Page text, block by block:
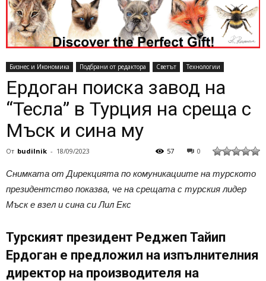
Бизнес и Икономика Подбрани от редактора Светът Технологии
Ердоган поиска завод на
“Тесла” в Турция на среща с
Мъск и сина му
От budilnik - 18/09/2023 0
57
Снимката от Дирекцията по комуникациите на турското
президентство показва, че на срещата с турския лидер
Мъск е взел и сина си Лил Екс
Турският президент Реджеп Тайип
Ердоган е предложил на изпълнителния
директор на производителя на